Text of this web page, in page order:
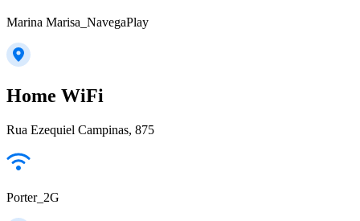
Marina Marisa_NavegaPlay
Home WiFi
Rua Ezequiel Campinas, 875
Porter_2G